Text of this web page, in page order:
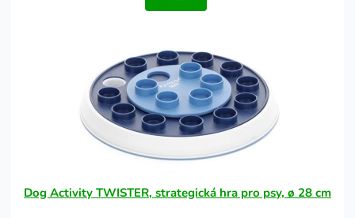
Dog Activity TWISTER, strategická hra pro psy, ø 28 cm